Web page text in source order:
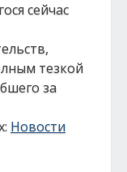
сейчас
тезкой
за
Новости